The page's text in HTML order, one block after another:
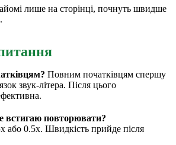
лише на сторінці, почнуть швидше
Повним початківцям спершу
звук-літера. Після цього
повторювати?
або 0.5x. Швидкість прийде після